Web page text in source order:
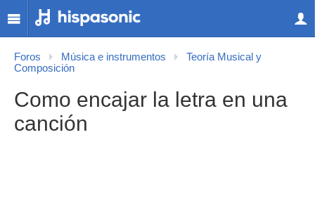
Foros Música e instrumentos
Teoría Musical y
Composición
Como encajar la letra en una
canción